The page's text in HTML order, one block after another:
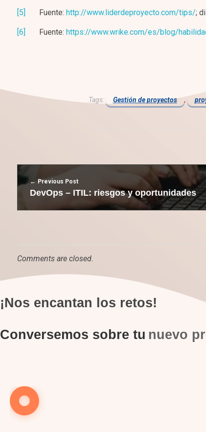
[5] Fuente: http://www.liderdeproyecto.com/tips/;
[6] Fuente: https://www.wrike.com/es/blog/
Tags: Gestión de proyectos ,
Previous Post
DevOps – ITIL: riesgos y oportunidades
Comments are closed.
¡Nos encantan los retos!
Conversemos sobre tu nuevo